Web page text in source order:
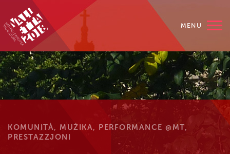
MENU
KOMUNITÀ, MUŻIKA, PERFORMANCE @MT,
PRESTAZZJONI